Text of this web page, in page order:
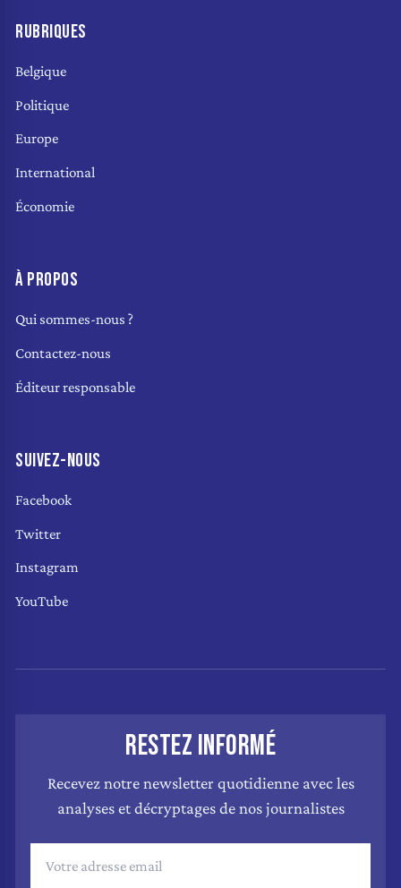
RUBRIQUES
Belgique
Politique
Europe
International
Économie
À PROPOS
Qui sommes-nous ?
Contactez-nous
Éditeur responsable
SUIVEZ-NOUS
Facebook
Twitter
Instagram
YouTube
RESTEZ INFORMÉ
Recevez notre newsletter quotidienne avec les
analyses et décryptages de nos journalistes